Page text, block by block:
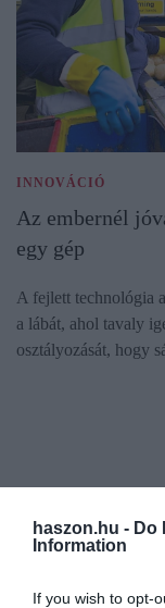
haszon.hu - Do
Information
If you wish to opt-
INNOVÁCIÓ
Az embernél
egy gép
A fejlett technológia
a lábát, ahol tavaly
osztályozását, hogy